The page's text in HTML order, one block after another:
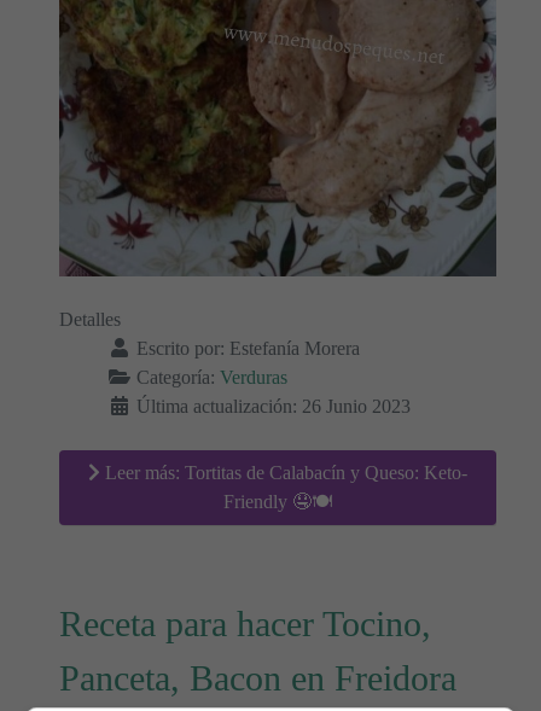
Detalles
Escrito por: Estefanía Morera
Categoría: Verduras
Última actualización: 26 Junio 2023
Leer más: Tortitas de Calabacín y Queso: Keto-
Friendly 🤤🍽️
Receta para hacer Tocino,
Panceta, Bacon en Freidora